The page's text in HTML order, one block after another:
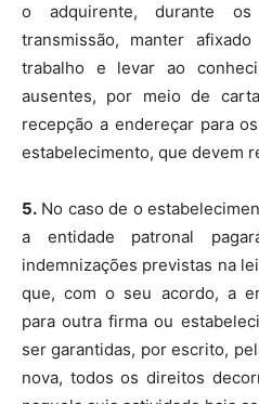
o adquirente, durante
transmissão, manter
trabalho e levar ao
ausentes, por meio de
recepção a endereçar para
estabelecimento, que devem
5. No caso de o
a entidade patronal
indemnizações previstas na
que, com o seu acordo, a
para outra firma ou
ser garantidas, por escrito,
nova, todos os direitos